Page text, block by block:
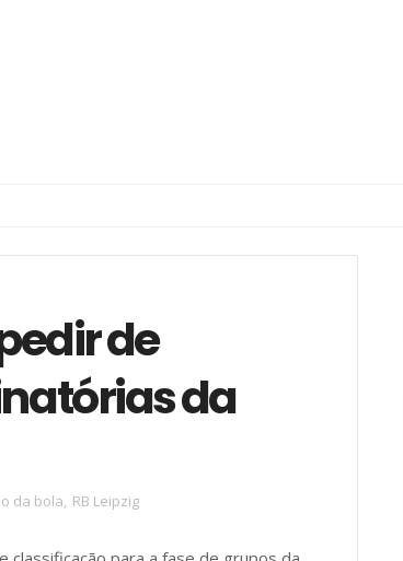
de
da
da bola, RB Leipzig